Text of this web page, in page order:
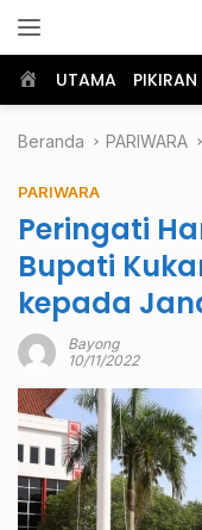
ke
Home
UTAMA PIKIRAN
Beranda PARIWARA
PARIWARA
Peringati
Bupati
kepada
Bayong
10/11/2022